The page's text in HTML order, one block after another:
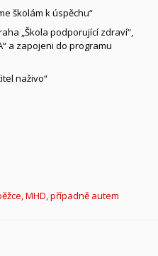
školám k úspěchu“
„Škola podporující zdraví“,
a zapojeni do programu
naživo“
MHD, případně autem